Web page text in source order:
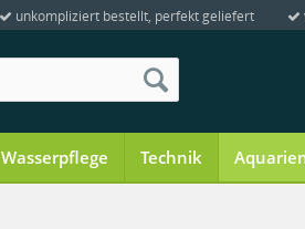
unkompliziert bestellt, perfekt geliefert
Wasserpflege Technik